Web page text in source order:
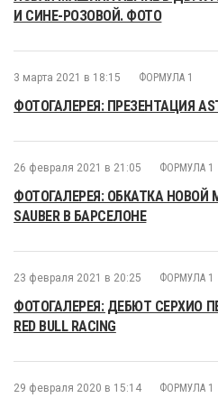
И СИНЕ-РОЗОВОЙ. ФОТО
3 марта 2021 в 18:15 ФОРМУЛА 1
ФОТОГАЛЕРЕЯ: ПРЕЗЕНТАЦИЯ
26 февраля 2021 в 21:05 ФОРМУЛА 1
ФОТОГАЛЕРЕЯ: ОБКАТКА НОВОЙ
SAUBER В БАРСЕЛОНЕ
23 февраля 2021 в 20:25 ФОРМУЛА 1
ФОТОГАЛЕРЕЯ: ДЕБЮТ СЕРХИО
RED BULL RACING
29 февраля 2020 в 15:14 ФОРМУЛА 1